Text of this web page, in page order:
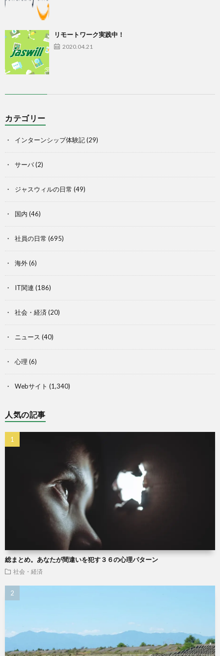
リモートワーク実践中！
2020.04.21
カテゴリー
インターンシップ体験記(29)
サーバ(2)
ジャスウィルの日常 (49)
国内 (46)
社員の日常 (695)
海外(6)
IT関連 (186)
社会・経済 (20)
ニュース (40)
心理 (6)
Webサイト (1,340)
人気の記事
総まとめ。あなたが間違いを犯す３６の心理パターン
社会・経済